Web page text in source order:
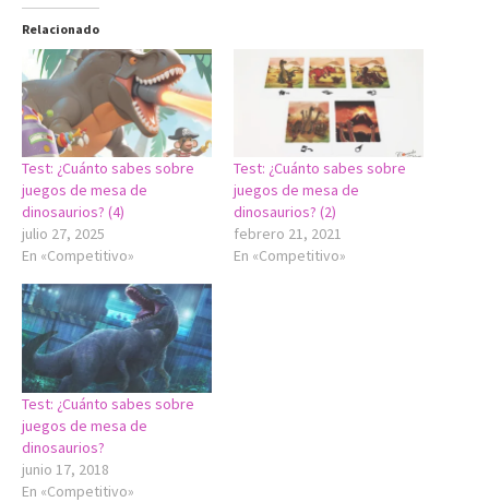
Relacionado
Test: ¿Cuánto sabes sobre
juegos de mesa de
dinosaurios? (4)
julio 27, 2025
En «Competitivo»
Test: ¿Cuánto sabes sobre
juegos de mesa de
dinosaurios? (2)
febrero 21, 2021
En «Competitivo»
Test: ¿Cuánto sabes sobre
juegos de mesa de
dinosaurios?
junio 17, 2018
En «Competitivo»